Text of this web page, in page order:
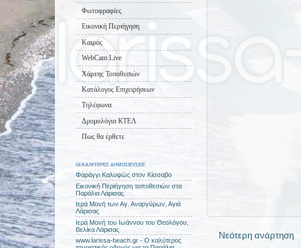
Νεότερη ανάρτηση
Φωτοφραφίες
Εικονική Περιήγηση
Καιρός
WebCam Live
Χάρτης Τοποθεσιών
Κατάλογος Επιχειρήσεων
Τηλέφωνα
Δρομολόγια ΚΤΕΛ
Πως θα έρθετε
ΟΙ ΚΑΛΥΤΕΡΕΣ ΔΗΜΟΣΙΕΥΣΕΙΣ
Φαράγγι Καλυψώς στον Κίσσαβο
Εικονική Περιήγηση τοποθεσιών στα
Παράλια Λάρισας
Ιερά Μονή των Αγ. Αναργύρων, Αγιά
Λάρισας
Ιερά Μονή του Ιωάννου του Θεολόγου,
Βελίκα Λάρισας
www.larissa-beach.gr - Ο καλύτερος